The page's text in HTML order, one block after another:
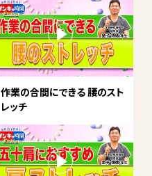
作業の合間にできる 腰のスト
レッチ